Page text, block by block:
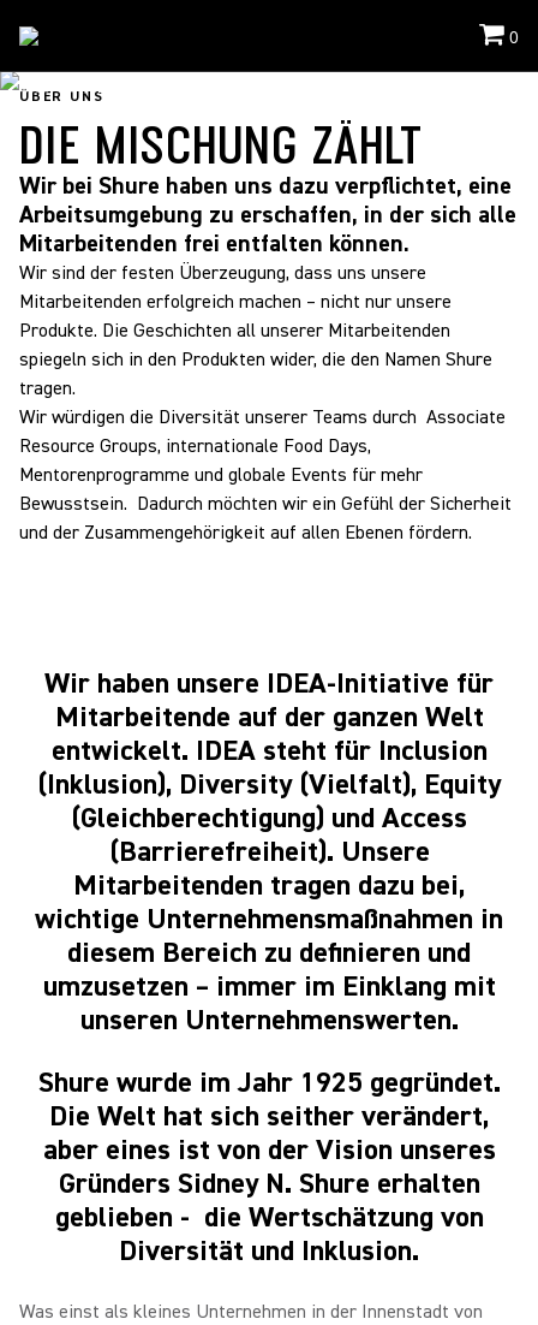
0
About Us / Die Mischung Zahlt
ÜBER UNS
DIE MISCHUNG ZÄHLT
Wir bei Shure haben uns dazu verpflichtet, eine
Arbeitsumgebung zu erschaffen, in der sich alle
Mitarbeitenden frei entfalten können.
Wir sind der festen Überzeugung, dass uns unsere
Mitarbeitenden erfolgreich machen – nicht nur unsere
Produkte. Die Geschichten all unserer Mitarbeitenden
spiegeln sich in den Produkten wider, die den Namen Shure
tragen.
Wir würdigen die Diversität unserer Teams durch Associate
Resource Groups, internationale Food Days,
Mentorenprogramme und globale Events für mehr
Bewusstsein. Dadurch möchten wir ein Gefühl der Sicherheit
und der Zusammengehörigkeit auf allen Ebenen fördern.
Wir haben unsere IDEA-Initiative für
Mitarbeitende auf der ganzen Welt
entwickelt. IDEA steht für Inclusion
(Inklusion), Diversity (Vielfalt), Equity
(Gleichberechtigung) und Access
(Barrierefreiheit). Unsere
Mitarbeitenden tragen dazu bei,
wichtige Unternehmensmaßnahmen in
diesem Bereich zu definieren und
umzusetzen – immer im Einklang mit
unseren Unternehmenswerten.
Shure wurde im Jahr 1925 gegründet.
Die Welt hat sich seither verändert,
aber eines ist von der Vision unseres
Gründers Sidney N. Shure erhalten
geblieben - die Wertschätzung von
Diversität und Inklusion.
Was einst als kleines Unternehmen in der Innenstadt von